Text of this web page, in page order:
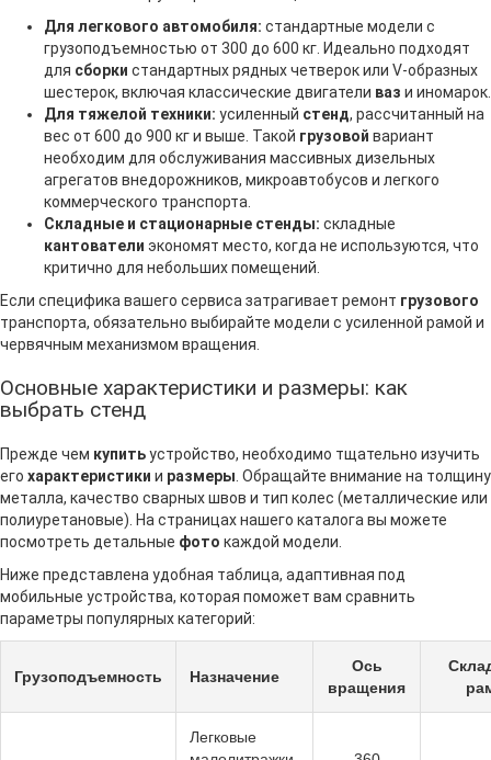
Для легкового автомобиля: стандартные модели с
грузоподъемностью от 300 до 600 кг. Идеально подходят
для сборки стандартных рядных четверок или V-образных
шестерок, включая классические двигатели ваз и иномарок.
Для тяжелой техники: усиленный стенд, рассчитанный на
вес от 600 до 900 кг и выше. Такой грузовой вариант
необходим для обслуживания массивных дизельных
агрегатов внедорожников, микроавтобусов и легкого
коммерческого транспорта.
Складные и стационарные стенды: складные
кантователи экономят место, когда не используются, что
критично для небольших помещений.
Если специфика вашего сервиса затрагивает ремонт грузового
транспорта, обязательно выбирайте модели с усиленной рамой и
червячным механизмом вращения.
Основные характеристики и размеры: как
выбрать стенд
Прежде чем купитьустройство, необходимо тщательно изучить
его характеристики и размеры . Обращайте внимание на толщину
металла, качество сварных швов и тип колес (металлические или
полиуретановые). На страницах нашего каталога вы можете
посмотреть детальные фото каждой модели.
Ниже представлена удобная таблица, адаптивная под
мобильные устройства, которая поможет вам сравнить
параметры популярных категорий:
Грузоподъемность Назначение
Ось
вращения
Легковые